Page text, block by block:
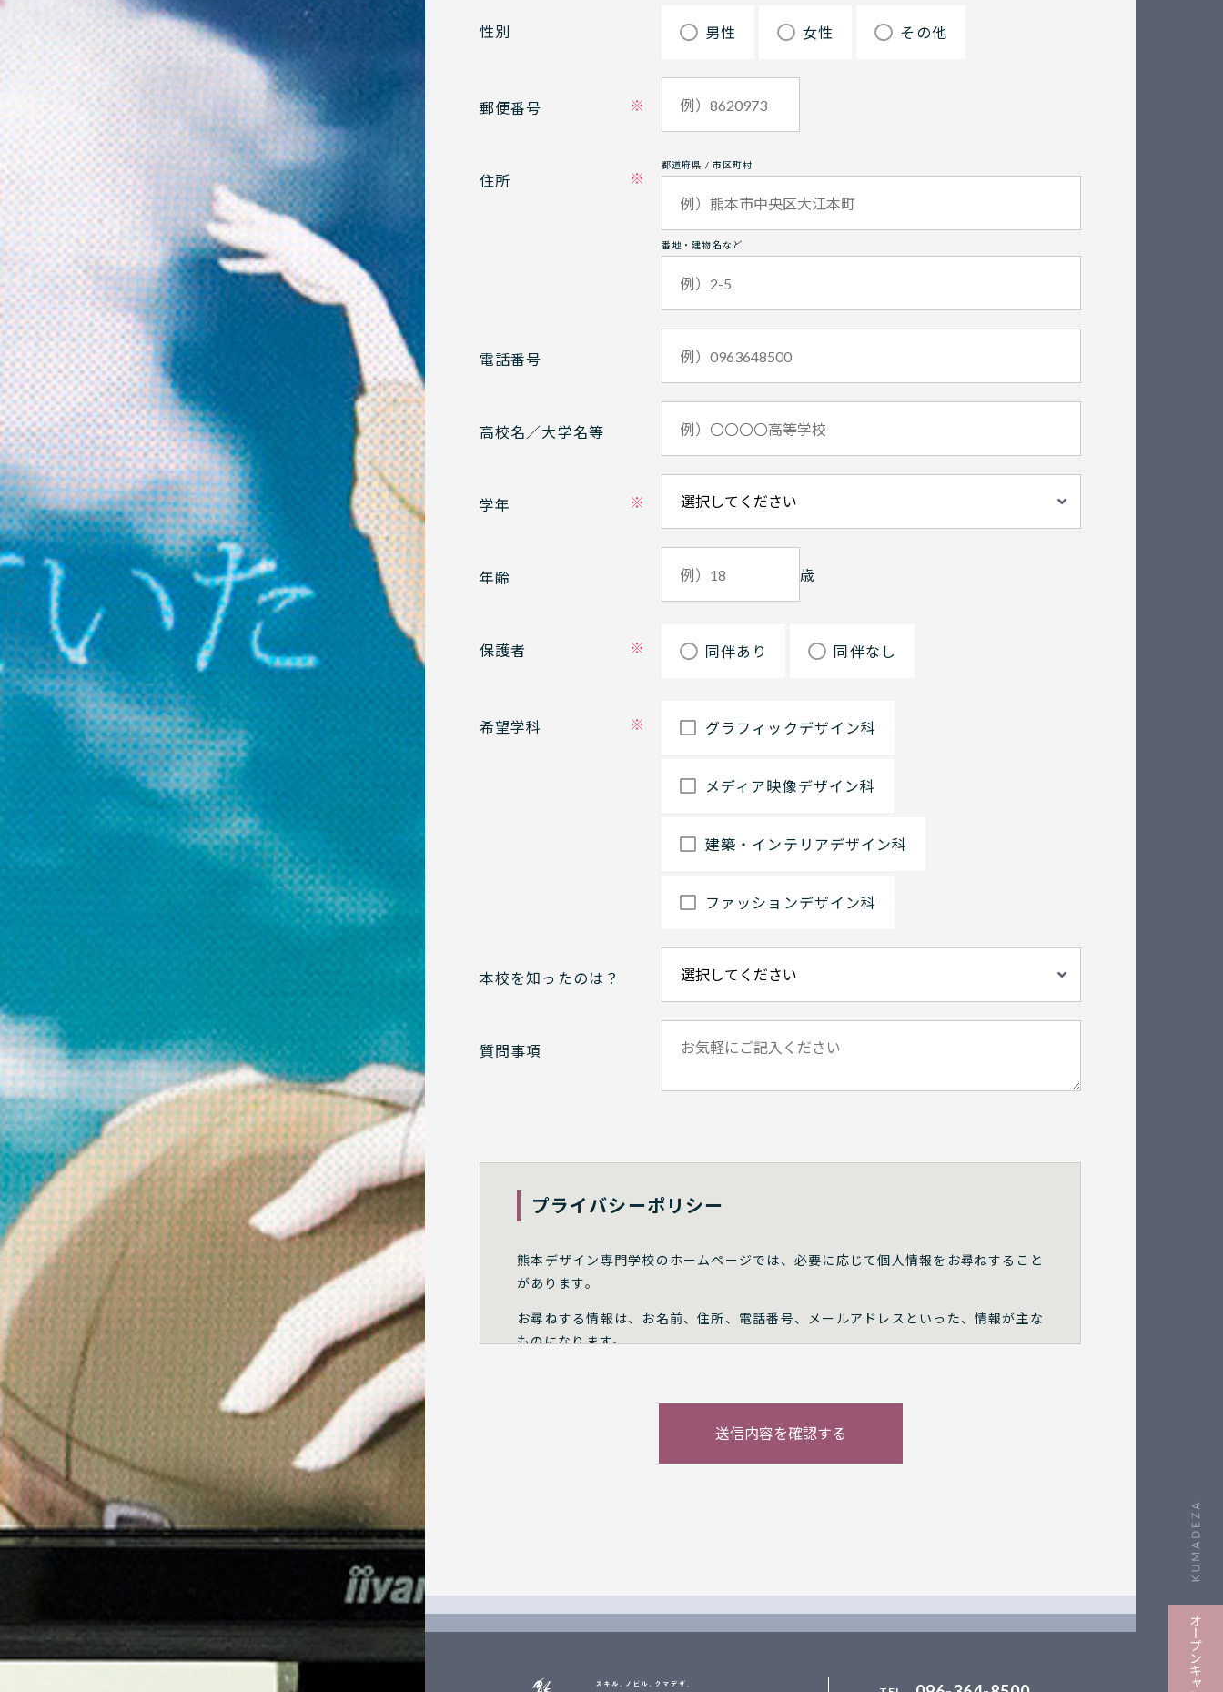
性別 男性 女性 その他
郵便番号
住所
都道府県 / 市区町村
番地・建物名など
電話番号
高校名／大学名等
学年
年齢 歳
保護者 同伴あり 同伴なし
希望学科 グラフィックデザイン科
メディア映像デザイン科
建築・インテリアデザイン科
ファッションデザイン科
本校を知ったのは？
質問事項
プライバシーポリシー
熊本デザイン専門学校のホームページでは、必要に応じて個人情報をお尋ねすること
があります。
お尋ねする情報は、お名前、住所、電話番号、メールアドレスといった、情報が主な
ものになります。
の際に、お尋ねした情報について、他の目的で使用したり、第三者に公開することは